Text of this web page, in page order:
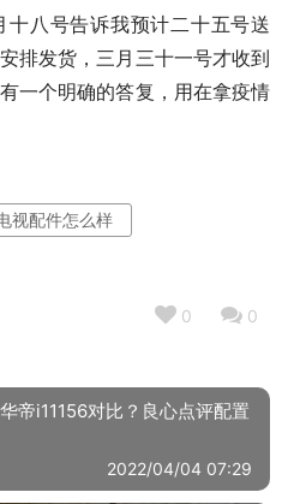
八号告诉我预计二十五号送
排发货，三月三十一号才收到
一个明确的答复，用在拿疫情
视配件怎么样
0 0
帝i11156对比？良心点评配置
2022/04/04 07:29